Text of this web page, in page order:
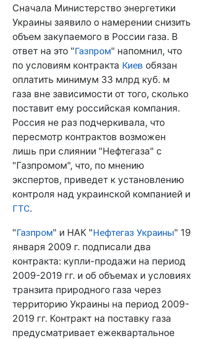
Сначала Министерство энергетики
Украины заявило о намерении снизить
объем закупаемого в России газа. В
ответ на это "Газпром" напомнил, что
по условиям контракта Киев обязан
оплатить минимум 33 млрд куб. м
газа вне зависимости от того, сколько
поставит ему российская компания.
Россия не раз подчеркивала, что
пересмотр контрактов возможен
лишь при слиянии "Нефтегаза" с
"Газпромом", что, по мнению
экспертов, приведет к установлению
контроля над украинской компанией и
ГТС.
"Газпром" и НАК "Нефтегаз Украины" 19
января 2009 г. подписали два
контракта: купли-продажи на период
2009-2019 гг. и об объемах и условиях
транзита природного газа через
территорию Украины на период 2009-
2019 гг. Контракт на поставку газа
предусматривает ежеквартальное